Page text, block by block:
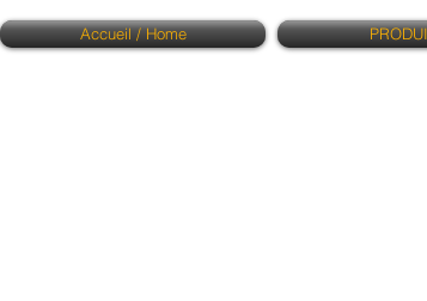
Accueil / Home